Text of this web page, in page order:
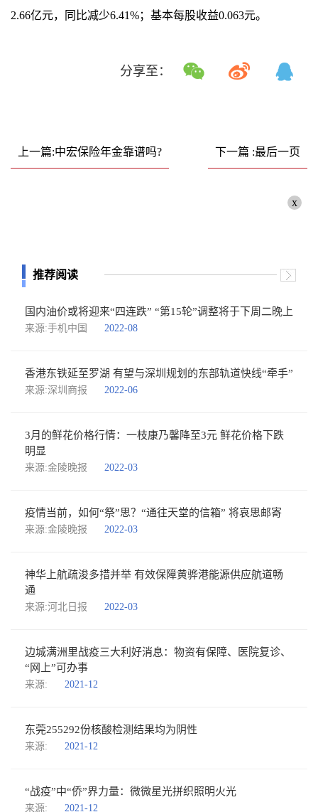
2.66亿元，同比减少6.41%；基本每股收益0.063元。
分享至：
上一篇:中宏保险年金靠谱吗? 下一篇 :最后一页
x
推荐阅读
国内油价或将迎来“四连跌” “第15轮”调整将于下周二晚上
来源:手机中国 2022-08
香港东铁延至罗湖 有望与深圳规划的东部轨道快线“牵手”
来源:深圳商报 2022-06
3月的鲜花价格行情：一枝康乃馨降至3元 鲜花价格下跌
明显
来源:金陵晚报 2022-03
疫情当前，如何“祭”思？“通往天堂的信箱” 将哀思邮寄
来源:金陵晚报 2022-03
神华上航疏浚多措并举 有效保障黄骅港能源供应航道畅
通
来源:河北日报 2022-03
边城满洲里战疫三大利好消息：物资有保障、医院复诊、
“网上”可办事
来源: 2021-12
东莞255292份核酸检测结果均为阴性
来源: 2021-12
“战疫”中“侨”界力量：微微星光拼织照明火光
来源: 2021-12